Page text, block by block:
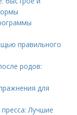
правильного
родов:
для
Лучшие